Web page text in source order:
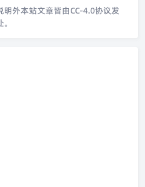
明外本站文章皆由CC-4.0协议发